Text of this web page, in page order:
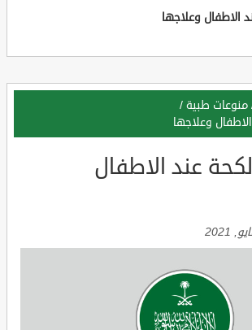
الاطفال وعلاجها
منوعات طبية /
وعلاجها
عند الاطفال